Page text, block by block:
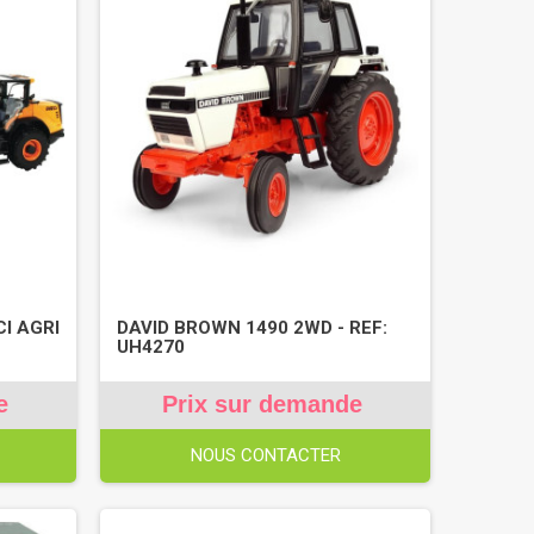
AGRI
DAVID BROWN 1490 2WD - REF:
UH4270
Prix sur demande
NOUS CONTACTER